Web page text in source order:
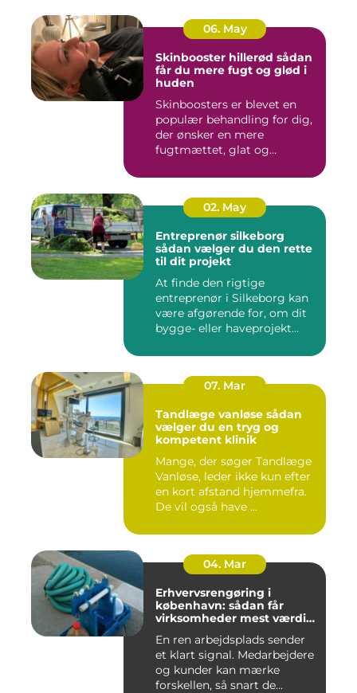
06. May
Skinbooster hillerød sådan
får du mere fugt og glød i
huden
Skinboosters er blevet en
populær behandling for dig,
der ønsker en mere
fugtmættet, glat og
02. May
Entreprenør silkeborg
sådan vælger du den rette
til dit projekt
At finde den rigtige
entreprenør i Silkeborg kan
være afgørende for, om dit
bygge- eller haveprojekt...
07. Mar
Tandlæge vanløse sådan
vælger du en tryg og
kompetent klinik
Mange, der søger Tandlæge
Vanløse, leder ikke kun efter
en kort afstand hjemmefra.
De vil også have ...
04. Mar
Erhvervsrengøring i
københavn: sådan får
virksomheder mest værdi
En ren arbejdsplads sender
et klart signal. Medarbejdere
og kunder kan mærke
forskellen, så snart de...